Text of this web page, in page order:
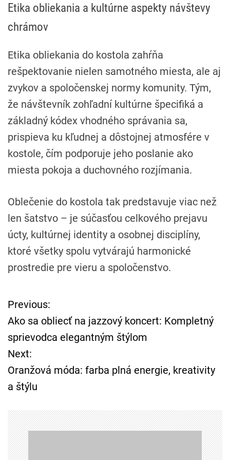
Etika obliekania a kultúrne aspekty návštevy
chrámov
Etika obliekania do kostola zahŕňa
rešpektovanie nielen samotného miesta, ale aj
zvykov a spoločenskej normy komunity. Tým,
že návštevník zohľadní kultúrne špecifiká a
základný kódex vhodného správania sa,
prispieva ku kľudnej a dôstojnej atmosfére v
kostole, čím podporuje jeho poslanie ako
miesta pokoja a duchovného rozjímania.
Oblečenie do kostola tak predstavuje viac než
len šatstvo – je súčasťou celkového prejavu
úcty, kultúrnej identity a osobnej disciplíny,
ktoré všetky spolu vytvárajú harmonické
prostredie pre vieru a spoločenstvo.
N
a
v
i
g
á
c
Previous:
Ako sa obliecť na jazzový koncert: Kompletný
sprievodca elegantným štýlom
Next:
Oranžová móda: farba plná energie, kreativity
a štýlu